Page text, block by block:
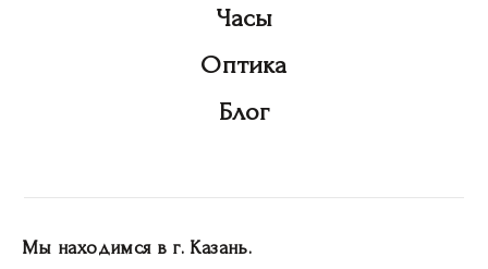
Часы
Оптика
Блог
Мы находимся в г. Казань.